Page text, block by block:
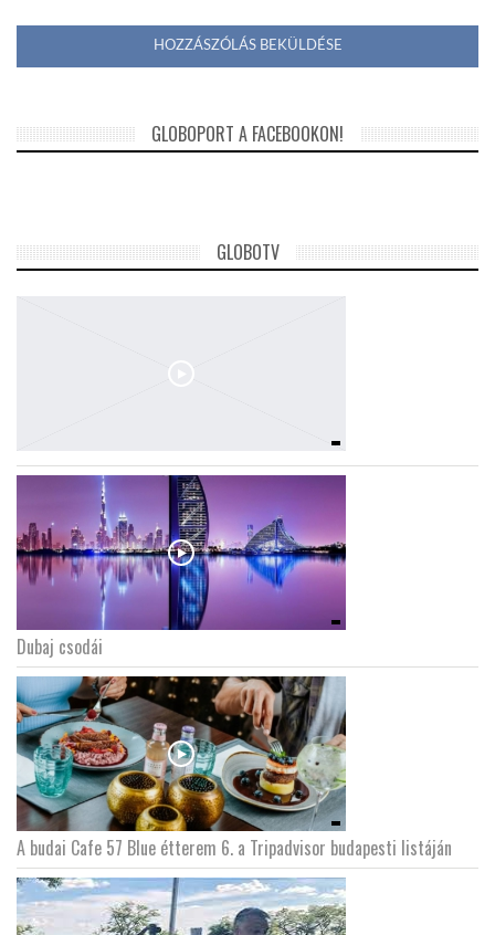
GLOBOPORT A FACEBOOKON!
GLOBOTV
Dubaj csodái
A budai Cafe 57 Blue étterem 6. a Tripadvisor budapesti listáján